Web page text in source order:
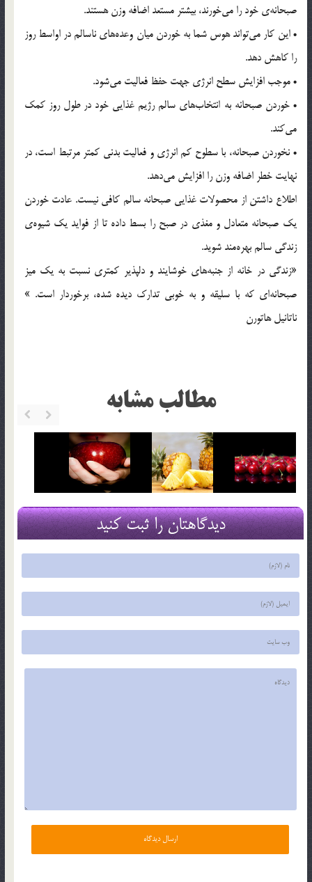
صبحانه‌ی خود را می‌خورند، بیشتر مستعد اضافه وزن هستند.
• این کار می‌تواند هوس شما به خوردن میان وعده‌های ناسالم در اواسط روز
را کاهش دهد.
• موجب افزایش سطح انرژی جهت حفظ فعالیت می‌شود.
• خوردن صبحانه به انتخاب‌های سالم رژیم غذایی خود در طول روز کمک
می‌کند.
• نخوردن صبحانه، با سطوح کم انرژی و فعالیت بدنی کمتر مرتبط است، در
نهایت خطر اضافه وزن را افزایش می‌دهد.
اطلاع داشتن از محصولات غذایی صبحانه سالم کافی نیست. عادت خوردن
یک صبحانه متعادل و مغذی در صبح را بسط داده تا از فواید یک شیوه‌ی
زندگی سالم بهره‌مند شوید.
«زندگی در خانه از جنبه‌های خوشایند و دلپذیر کمتری نسبت به یک میز
صبحانه‌ای که با سلیقه و به خوبی تدارک دیده شده، برخوردار است. »
ناتانیل هاتورن
مطالب مشابه
دیدگاهتان را ثبت کنید